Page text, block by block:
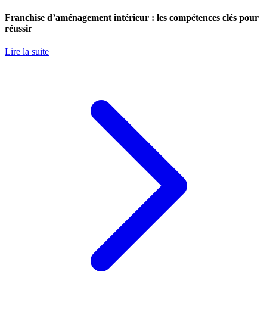
Franchise d’aménagement intérieur : les compétences clés pour
réussir
Lire la suite